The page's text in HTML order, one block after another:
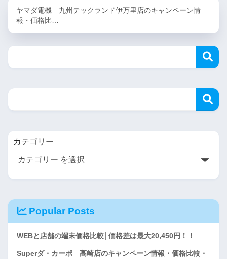
ヤマダ電機 九州テックランド伊万里店のキャンペーン情
報・価格比…
カテゴリー
Popular Posts
WEBと店舗の端末価格比較│価格差は最大20,450円！！
Superダ・カーポ 高崎店のキャンペーン情報・価格比較・